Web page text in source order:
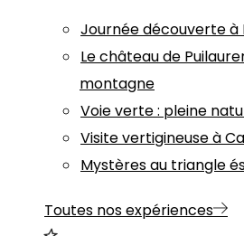
Journée découverte à
Le château de
montagne
Voie verte : pleine
Visite vertigineuse à
Mystères au triangle
Toutes nos expériences